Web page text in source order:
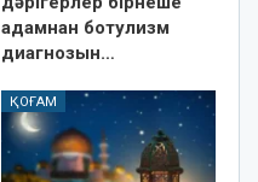
адамнан ботулизм
диагнозын…
ҚОҒАМ